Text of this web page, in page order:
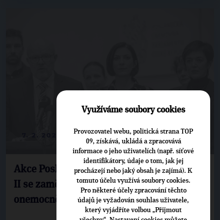
Akce Poslanecká sněmovna proti rakovině
II se zaměřuje na prevenci onkologických
onemocnění v krajích
Využíváme soubory cookies
Provozovatel webu, politická strana TOP
09, získává, ukládá a zpracovává
informace o jeho uživatelích (např. síťové
identifikátory, údaje o tom, jak jej
procházejí nebo jaký obsah je zajímá). K
tomuto účelu využívá soubory cookies.
Pro některé účely zpracování těchto
údajů je vyžadován souhlas uživatele,
který vyjádříte volbou „Přijmout